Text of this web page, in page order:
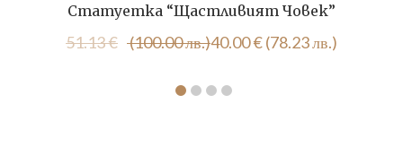
Статуетка “Щастливият Човек”
51.13€ (100.00 лв.)Original
was:
40.00€(78.23 лв.)
Текущата
е: